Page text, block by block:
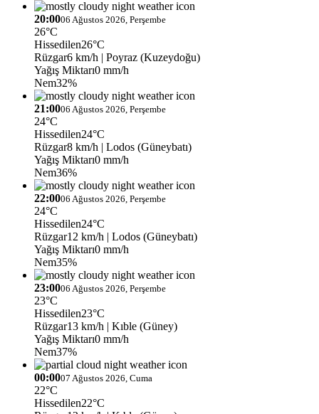
20:0006 Ağustos 2026, Perşembe
26°C
Hissedilen26°C
Rüzgar6 km/h | Poyraz (Kuzeydoğu)
Yağış Miktarı0 mm/h
Nem32%
21:0006 Ağustos 2026, Perşembe
24°C
Hissedilen24°C
Rüzgar8 km/h | Lodos (Güneybatı)
Yağış Miktarı0 mm/h
Nem36%
22:0006 Ağustos 2026, Perşembe
24°C
Hissedilen24°C
Rüzgar12 km/h | Lodos (Güneybatı)
Yağış Miktarı0 mm/h
Nem35%
23:0006 Ağustos 2026, Perşembe
23°C
Hissedilen23°C
Rüzgar13 km/h | Kıble (Güney)
Yağış Miktarı0 mm/h
Nem37%
00:0007 Ağustos 2026, Cuma
22°C
Hissedilen22°C